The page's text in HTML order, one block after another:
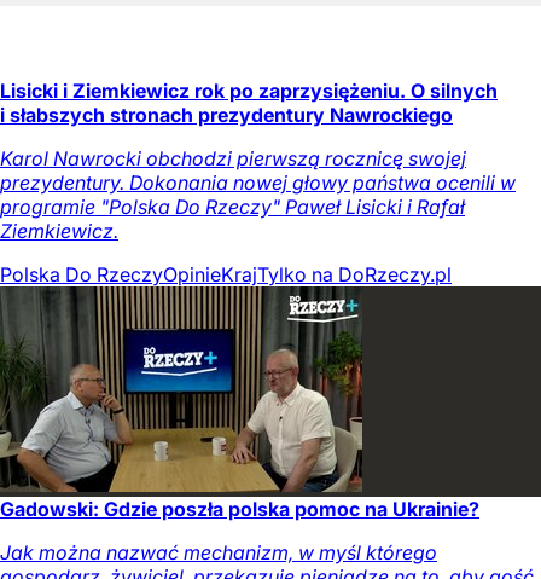
Lisicki i Ziemkiewicz rok po zaprzysiężeniu. O silnych
i słabszych stronach prezydentury Nawrockiego
Karol Nawrocki obchodzi pierwszą rocznicę swojej
prezydentury. Dokonania nowej głowy państwa ocenili w
programie "Polska Do Rzeczy" Paweł Lisicki i Rafał
Ziemkiewicz.
Polska Do RzeczyOpinieKrajTylko na DoRzeczy.pl
Gadowski: Gdzie poszła polska pomoc na Ukrainie?
Jak można nazwać mechanizm, w myśl którego